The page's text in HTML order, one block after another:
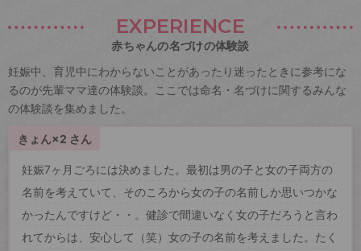
EXPERIENCE
赤ちゃんの名づけの体験談
妊娠中、育児中にわからないことがあったり迷ったときに参考にな
るのが先輩ママ達の体験談。ここでは命名・名づけに関するみんな
の体験談を集めました。
きょん×2 さん
妊娠7ヶ月ごろには決めました。最初は男の子と女の子両方の
名前を考えていて、そのころから女の子の名前しか思いつかな
かったんですけど・・。健診で間違いなく女の子だろうと言わ
れてからは、安心して（笑）女の子の名前を考えました。たく